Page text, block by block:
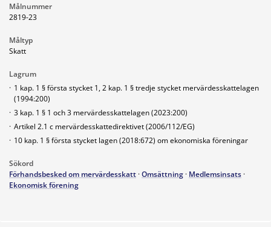
Målnummer
2819-23
Måltyp
Skatt
Lagrum
· 1 kap. 1 § första stycket 1, 2 kap. 1 § tredje stycket mervärdesskattelagen
(1994:200)
· 3 kap. 1 § 1 och 3 mervärdesskattelagen (2023:200)
· Artikel 2.1 c mervärdesskattedirektivet (2006/112/EG)
· 10 kap. 1 § första stycket lagen (2018:672) om ekonomiska föreningar
Sökord
Förhandsbesked om mervärdesskatt ·Omsättning · Medlemsinsats ·
Ekonomisk förening